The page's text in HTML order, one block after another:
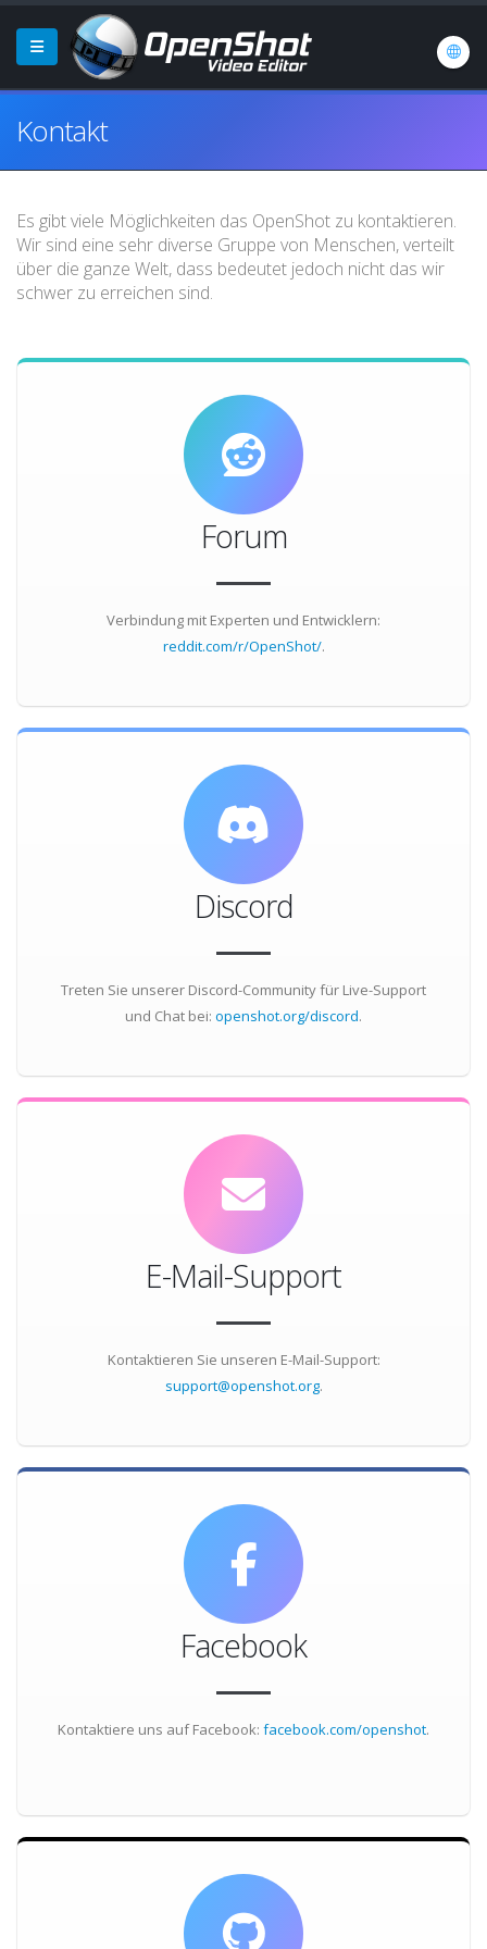
Kontakt
Es gibt viele Möglichkeiten das OpenShot zu kontaktieren.
Wir sind eine sehr diverse Gruppe von Menschen, verteilt
über die ganze Welt, dass bedeutet jedoch nicht das wir
schwer zu erreichen sind.
Forum
Verbindung mit Experten und Entwicklern:
reddit.com/r/OpenShot/.
Discord
Treten Sie unserer Discord-Community für Live-Support
und Chat bei: openshot.org/discord.
E-Mail-Support
Kontaktieren Sie unseren E-Mail-Support:
support@openshot.org.
Facebook
Kontaktiere uns auf Facebook: facebook.com/openshot.